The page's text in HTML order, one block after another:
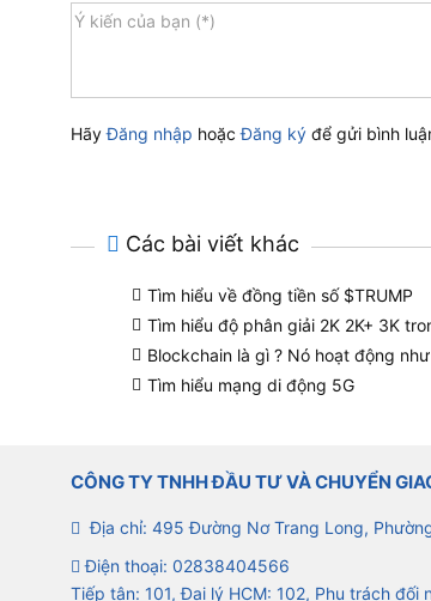
HãyĐăng nhập hoặcĐăng ký để gửi bình
Các bài viết khác
Tìm hiểu về đồng tiền số $TRUMP
Tìm hiểu độ phân giải 2K 2K+ 3K
Blockchain là gì ? Nó hoạt động
Tìm hiểu mạng di động 5G
CÔNG TY TNHH ĐẦU TƯ VÀ CHUYỂN
Địa chỉ: 495 Đường Nơ Trang Long,
Điện thoại: 02838404566
Tiếp tân: 101, Đại lý HCM: 102, Phụ trách